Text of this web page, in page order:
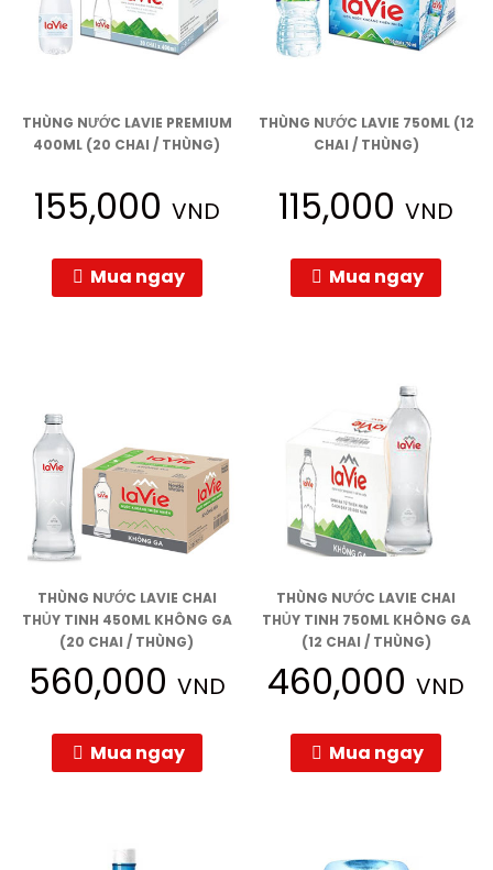
THÙNG NƯỚC LAVIE PREMIUM
400ML (20 CHAI / THÙNG)
155,000 VND
Mua ngay
THÙNG NƯỚC LAVIE 750ML (12
CHAI / THÙNG)
115,000VND
Mua ngay
THÙNG NƯỚC LAVIE CHAI
THỦY TINH 450ML KHÔNG GA
(20 CHAI / THÙNG)
560,000 VND
Mua ngay
THÙNG NƯỚC LAVIE CHAI
THỦY TINH 750ML KHÔNG GA
(12 CHAI / THÙNG)
460,000VND
Mua ngay